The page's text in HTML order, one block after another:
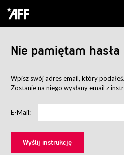
Nie pamiętam hasła
Wpisz swój adres email, który
Zostanie na niego wysłany email z
E-Mail: